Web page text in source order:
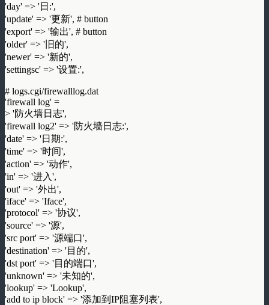
'day' => '日:',
'update' => '更新', # button
'export' => '输出', # button
'older' => '旧的',
'newer' => '新的',
'settingsc' => '设置:',
# logs.cgi/firewalllog.dat
'firewall log' =
> '防火墙日志',
'firewall log2' => '防火墙日志:',
'date' => '日期:',
'time' => '时间',
'action' => '动作',
'in' => '进入',
'out' => '外出',
'iface' => 'Iface',
'protocol' => '协议',
'source' => '源',
'src port' => '源端口',
'destination' => '目的',
'dst port' => '目的端口',
'unknown' => '未知的',
'lookup' => 'Lookup',
'add to ip block' => '添加到IP阻塞列表',